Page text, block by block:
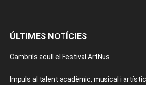
ÚLTIMES NOTÍCIES
Cambrils acull el Festival ArtNus
Impuls al talent acadèmic, musical i artístic